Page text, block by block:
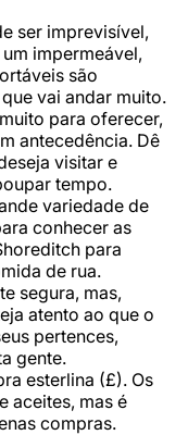
ser imprevisível,
impermeável,
são
vai andar muito.
para oferecer,
antecedência. Dê
visitar e
tempo.
variedade de
conhecer as
para
de rua.
segura, mas,
atento ao que o
pertences,
gente.
esterlina (£). Os
aceites, mas é
compras.